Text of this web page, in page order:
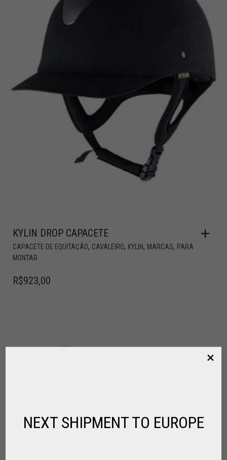
KYLIN DROP CAPACETE
CAPACETE DE EQUITAÇÃO, CAVALEIRO, KYLIN, MARCAS, PARA
MONTAR
R$923,00
NEXT SHIPMENT TO EUROPE